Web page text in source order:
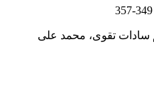
349-357
سادات تقوی، محمد علی